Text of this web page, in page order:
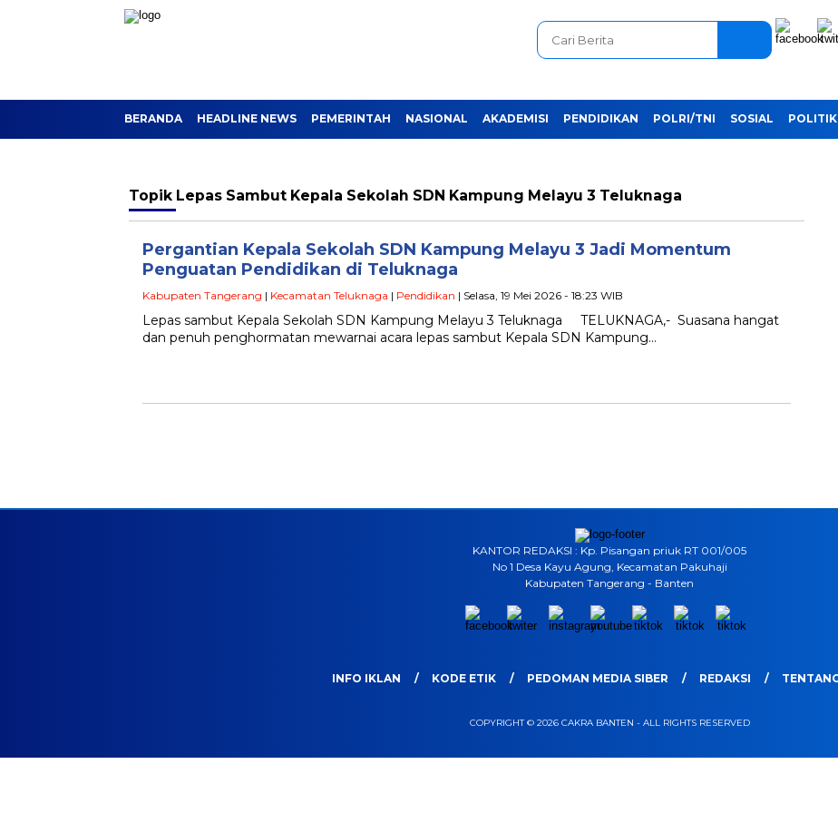
BERANDA HEADLINE NEWS PEMERINTAH NASIONAL AKADEMISI PENDIDIKAN POLRI/TNI SOSIAL POLITIK
Topik Lepas Sambut Kepala Sekolah SDN Kampung Melayu 3 Teluknaga
Pergantian Kepala Sekolah SDN Kampung Melayu 3 Jadi Momentum
Penguatan Pendidikan di Teluknaga
Kabupaten Tangerang | Kecamatan Teluknaga | Pendidikan | Selasa, 19 Mei 2026 - 18:23 WIB
Lepas sambut Kepala Sekolah SDN Kampung Melayu 3 Teluknaga TELUKNAGA,- Suasana hangat
dan penuh penghormatan mewarnai acara lepas sambut Kepala SDN Kampung…
KANTOR REDAKSI : Kp. Pisangan priuk RT 001/005
No 1 Desa Kayu Agung, Kecamatan Pakuhaji
Kabupaten Tangerang - Banten
INFO IKLAN KODE ETIK PEDOMAN MEDIA SIBER REDAKSI
COPYRIGHT © 2026 CAKRA BANTEN - ALL RIGHTS RESERVED